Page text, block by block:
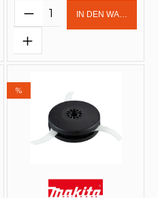
den
Produkt Anzahl:
IN DEN
%